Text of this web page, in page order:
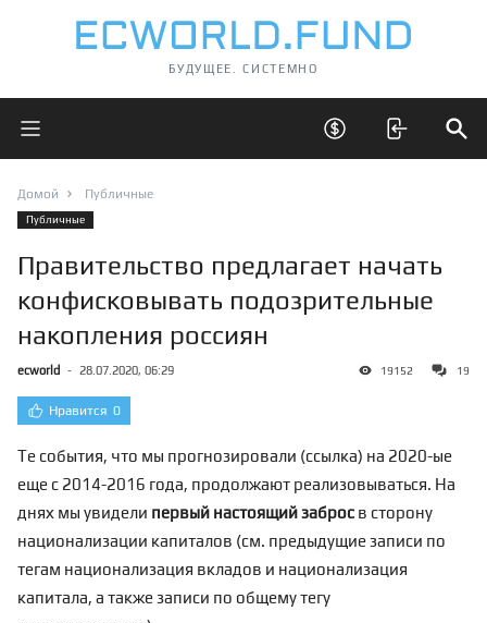
БУДУЩЕЕ. СИСТЕМНО
Открыть главное меню Открыть скрытые
Домой Публичные
Публичные
Правительство предлагает начать
конфисковывать подозрительные
накопления россиян
ecworld - 28.07.2020, 06:29 19152 19
Нравится 0
Те события, что мы прогнозировали (ссылка) на 2020-ые
еще с 2014-2016 года, продолжают реализовываться. На
днях мы увидели первый настоящий заброс в сторону
национализации капиталов (см. предыдущие записи по
тегам национализация вкладов и национализация
капитала, а также записи по общему тегу